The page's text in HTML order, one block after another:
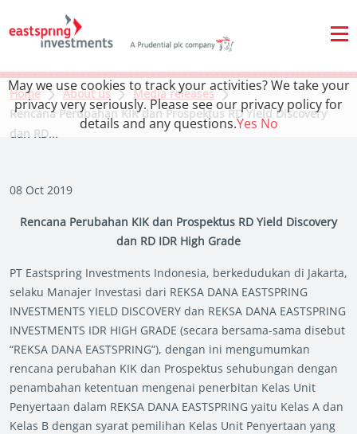
Home About us
Media releases
Rencana Perubahan KIK dan Prospektus RD Yield Discovery
dan RD...
08 Oct 2019
Rencana Perubahan KIK dan Prospektus RD Yield Discovery
dan RD IDR High Grade
PT Eastspring Investments Indonesia, berkedudukan di Jakarta,
selaku Manajer Investasi dari REKSA DANA EASTSPRING
INVESTMENTS YIELD DISCOVERY dan REKSA DANA EASTSPRING
INVESTMENTS IDR HIGH GRADE (secara bersama-sama disebut
“REKSA DANA EASTSPRING”), dengan ini mengumumkan
rencana perubahan KIK dan Prospektus sehubungan dengan
penambahan ketentuan mengenai penerbitan Kelas Unit
Penyertaan dalam REKSA DANA EASTSPRING yaitu Kelas A dan
Kelas B dengan syarat pemilihan Kelas Unit Penyertaan yang
May we use cookies to track your activities? We take your
privacy very seriously. Please see our privacy policy for
details and any questions.Yes No